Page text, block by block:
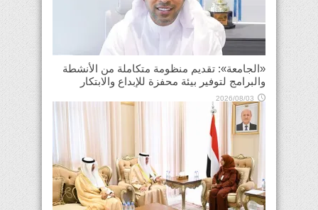
«الجامعة»: تقديم منظومة متكاملة من الأنشطة
والبرامج لتوفير بيئة محفزة للإبداع والابتكار
2026/08/03